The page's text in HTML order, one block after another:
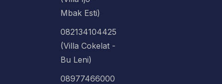
Mbak Esti)
082134104425
(Villa Cokelat -
Bu Leni)
08977466000